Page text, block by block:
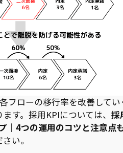
フローの移行率を改善してい
す。採用KPIについては、 採
｜4つの運用のコツと注意点
い。